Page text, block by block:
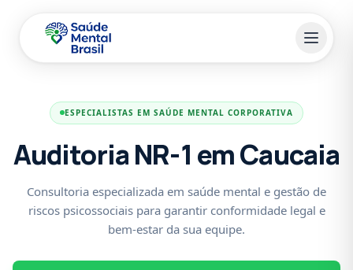
ESPECIALISTAS EM SAÚDE MENTAL CORPORATIVA
Auditoria NR-1 em Caucaia
Consultoria especializada em saúde mental e gestão de
riscos psicossociais para garantir conformidade legal e
bem-estar da sua equipe.